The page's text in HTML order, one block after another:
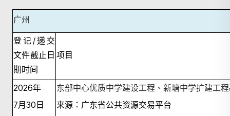
广州
登记/递交
文件截止日
期时间
项目
2026年
7月30日
东部中心优质中学建设工程、新塘中学扩建工
来源：广东省公共资源交易平台